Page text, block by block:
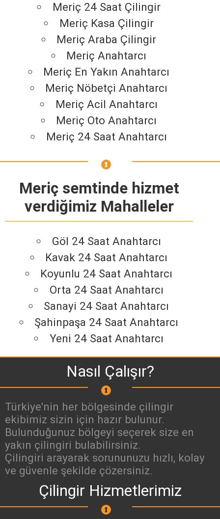
Meriç 24 Saat Çilingir
Meriç Kasa Çilingir
Meriç Araba Çilingir
Meriç Anahtarcı
Meriç En Yakın Anahtarcı
Meriç Nöbetçi Anahtarcı
Meriç Acil Anahtarcı
Meriç Oto Anahtarcı
Meriç 24 Saat Anahtarcı
Meriç semtinde hizmet
verdiğimiz Mahalleler
Göl 24 Saat Anahtarcı
Kavak 24 Saat Anahtarcı
Koyunlu 24 Saat Anahtarcı
Orta 24 Saat Anahtarcı
Sanayi 24 Saat Anahtarcı
Şahinpaşa 24 Saat Anahtarcı
Yeni 24 Saat Anahtarcı
Nasıl Çalışır?
Türkiye'nin her bölgesinde çilingir
ekibimiz sizin için hazır bulunur.
Bulunduğunuz bölgeyi seçerek size en
yakın çilingiri bulabilirsiniz.
Çilingiri arayarak sorununuzu hızlı, kolay
ve güvenle şekilde çözersiniz.
Çilingir Hizmetlerimiz